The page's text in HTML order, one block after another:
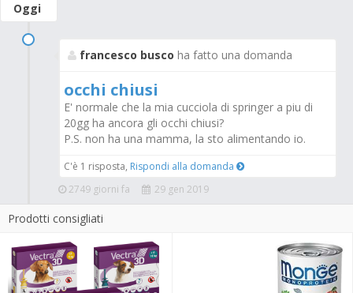
Oggi
francesco busco ha fatto una domanda
occhi chiusi
E' normale che la mia cucciola di springer a piu di
20gg ha ancora gli occhi chiusi?
P.S. non ha una mamma, la sto alimentando io.
C'è 1 risposta, Rispondi alla domanda
2749 giorni fa
29 gen 2019
Prodotti consigliati